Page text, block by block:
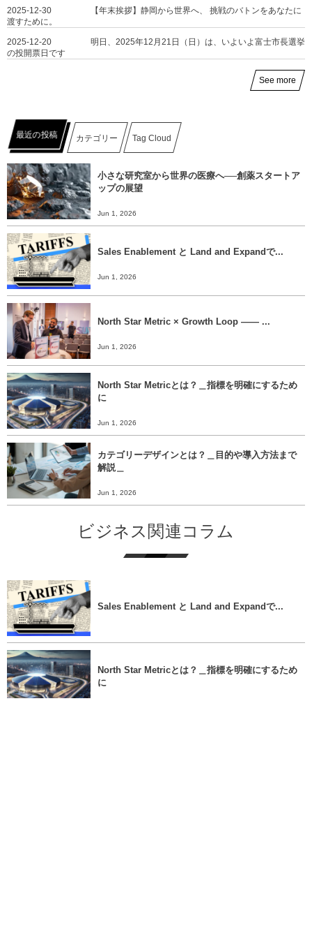
2025-12-30
【年末挨拶】静岡から世界へ、 挑戦のバトンをあなたに
渡すために。
2025-12-20
明日、2025年12月21日（日）は、いよいよ富士市長選挙
の投開票日です
See more
最近の投稿 カテゴリー Tag Cloud
小さな研究室から世界の医療へ──創薬スタートア
ップの展望
Jun 1, 2026
Sales Enablement と Land and Expandで...
Jun 1, 2026
North Star Metric × Growth Loop ―― ...
Jun 1, 2026
North Star Metricとは？＿指標を明確にするため
に
Jun 1, 2026
カテゴリーデザインとは？＿目的や導入方法まで
解説＿
Jun 1, 2026
ビジネス関連コラム
Sales Enablement と Land and Expandで...
North Star Metricとは？＿指標を明確にするため
に